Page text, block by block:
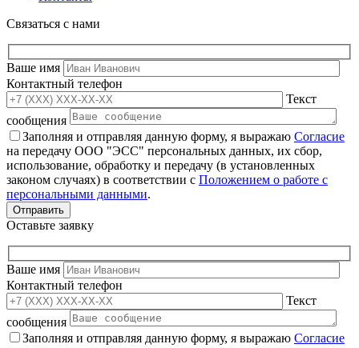
Связаться с нами
Ваше имя
Контактный телефон
Текст
сообщения
Заполняя и отправляя данную форму, я выражаю Согласие
на передачу ООО "ЭСС" персональных данных, их сбор,
использование, обработку и передачу (в установленных
законом случаях) в соответствии с Положением о работе с
персональными данными.
Оставьте заявку
Ваше имя
Контактный телефон
Текст
сообщения
Заполняя и отправляя данную форму, я выражаю Согласие